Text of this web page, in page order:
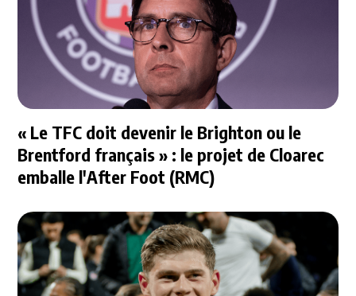
« Le TFC doit devenir le Brighton ou le
Brentford français » : le projet de Cloarec
emballe l'After Foot (RMC)